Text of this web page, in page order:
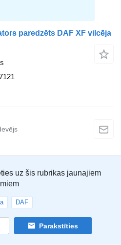
paredzēts DAF XF vilcēja
uz šis rubrikas jaunajiem
DAF
Parakstīties